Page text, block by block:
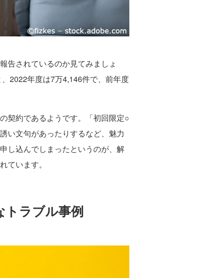
告されているのか見てみましょ
2022年度は7万4,146件で、前年度
契約であるようです。「初回限定○
い文句があったりするなど、魅力
し込んでしまったというのが、解
ています。
トラブル事例